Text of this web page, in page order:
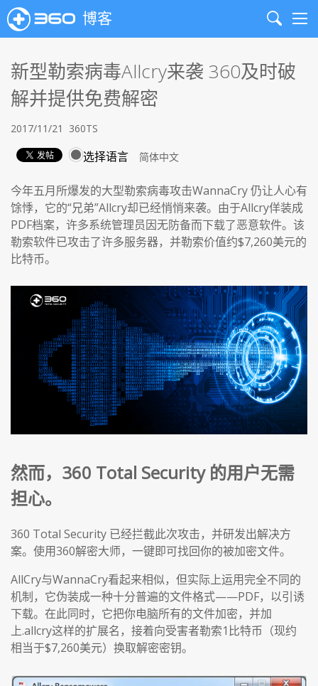
博客
Search
新型勒索病毒Allcry来袭 360及时破
解并提供免费解密
2017/11/21 360TS
选择语言
今年五月所爆发的大型勒索病毒攻击WannaCry 仍让人心有
馀悸，它的“兄弟”Allcry却已经悄悄来袭。由于Allcry佯装成
PDF档案，许多系统管理员因无防备而下载了恶意软件。该
勒索软件已攻击了许多服务器，并勒索价值约$7,260美元的
比特币。
然而，360 Total Security 的用户无需
担心。
360 Total Security 已经拦截此次攻击，并研发出解决方
案。使用360解密大师，一键即可找回你的被加密文件。
AllCry与WannaCry看起来相似，但实际上运用完全不同的
机制，它伪装成一种十分普遍的文件格式——PDF，以引诱
下载。在此同时，它把你电脑所有的文件加密，并加
上.allcry这样的扩展名，接着向受害者勒索1比特币（现约
相当于$7,260美元）换取解密密钥。